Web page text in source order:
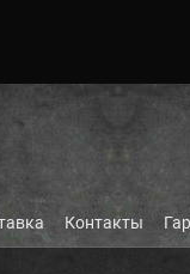
Контакты